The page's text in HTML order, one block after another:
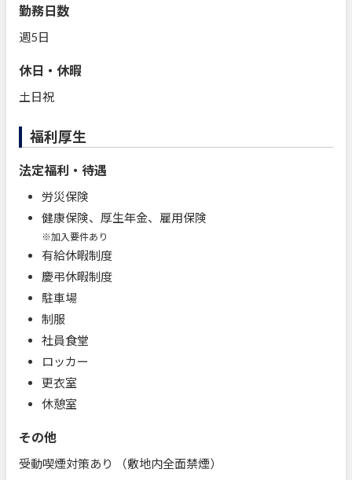
勤務日数
週5日
休日・休暇
土日祝
福利厚生
法定福利・待遇
労災保険
健康保険、厚生年金、雇用保険
※加入要件あり
有給休暇制度
慶弔休暇制度
駐車場
制服
社員食堂
ロッカー
更衣室
休憩室
その他
受動喫煙対策あり （敷地内全面禁煙）